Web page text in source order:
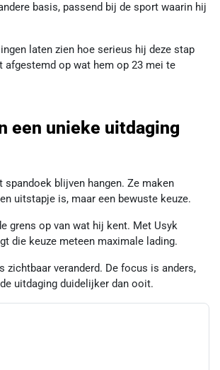
basis, passend bij de sport waarin hij
laten zien hoe serieus hij deze stap
afgestemd op wat hem op 23 mei te
een unieke uitdaging
spandoek blijven hangen. Ze maken
uitstapje is, maar een bewuste keuze.
grens op van wat hij kent. Met Usyk
die keuze meteen maximale lading.
zichtbaar veranderd. De focus is anders,
uitdaging duidelijker dan ooit.